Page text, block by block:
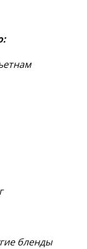
бленды